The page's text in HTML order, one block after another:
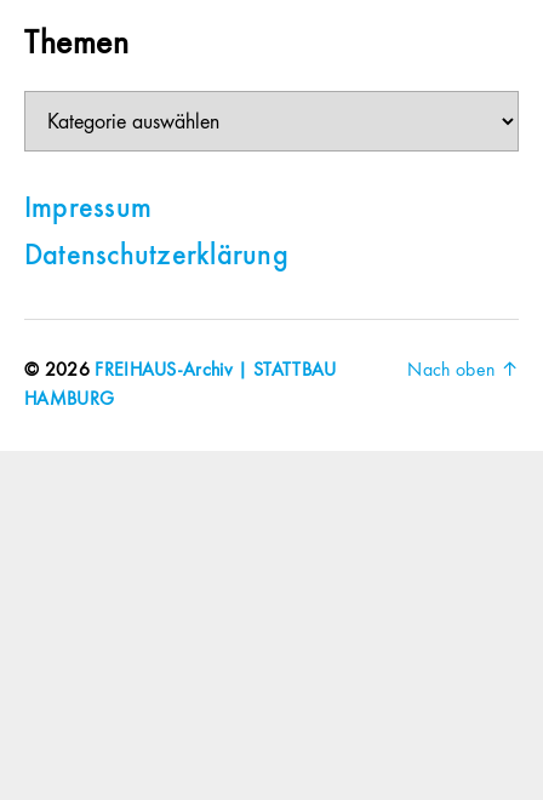
Themen
Impressum
Datenschutzerklärung
© 2026 FREIHAUS-Archiv | STATTBAU
HAMBURG
Nach oben ↑